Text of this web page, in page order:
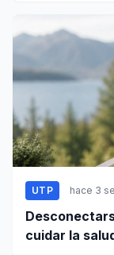
UTP hace 3
cuidar la